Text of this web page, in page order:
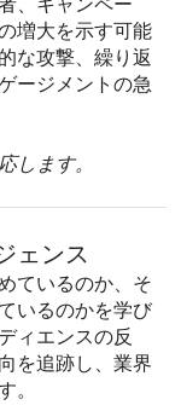
増大を示す可能
な攻撃、繰り返
ージメントの急
します。
ェンス
ているのか、そ
いるのかを学び
ィエンスの反
を追跡し、業界
。